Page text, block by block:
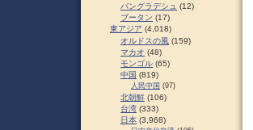
バングラデシュ (12)
ブータン (17)
東アジア (4,018)
オルドスの風 (159)
マカオ (48)
モンゴル (65)
中国 (819)
人民中国 (97)
北朝鮮 (106)
台湾 (333)
日本 (3,968)